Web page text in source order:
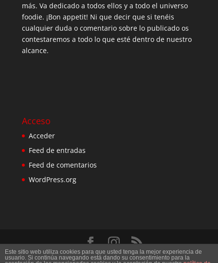
más. Va dedicado a todos ellos y a todo el universo
foodie. ¡Bon appetit! Ni que decir que si tenéis
cualquier duda o comentario sobre lo publicado os
contestaremos a todo lo que esté dentro de nuestro
alcance.
Acceso
Acceder
Feed de entradas
Feed de comentarios
WordPress.org
Diseñado porElegant Themes| Desarrollado por
Este sitio web utiliza cookies para que usted tenga la mejor experiencia de
usuario. Si continúa navegando está dando su consentimiento para la